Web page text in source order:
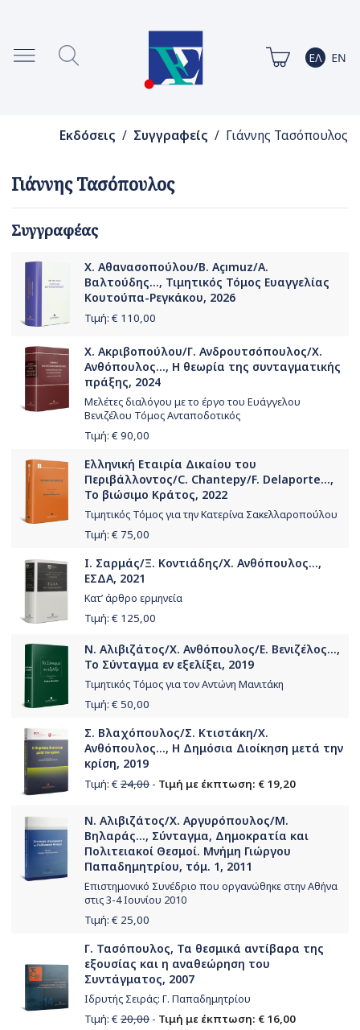
Εκδόσεις / Συγγραφείς / Γιάννης Τασόπουλος
Γιάννης Τασόπουλος
Συγγραφέας
Χ. Αθανασοπούλου/B. Açımuz/Α.
Βαλτούδης..., Τιμητικός Τόμος Ευαγγελίας
Κουτούπα-Ρεγκάκου, 2026
Τιμή: € 110,00
Χ. Ακριβοπούλου/Γ. Ανδρουτσόπουλος/Χ.
Ανθόπουλος..., Η θεωρία της συνταγματικής
πράξης, 2024
Μελέτες διαλόγου με το έργο του Ευάγγελου
Βενιζέλου Τόμος Ανταποδοτικός
Τιμή: € 90,00
Ελληνική Εταιρία Δικαίου του
Περιβάλλοντος/C. Chantepy/F. Delaporte...,
Το βιώσιμο Κράτος, 2022
Τιμητικός Τόμος για την Κατερίνα Σακελλαροπούλου
Τιμή: € 75,00
Ι. Σαρμάς/Ξ. Κοντιάδης/Χ. Ανθόπουλος...,
ΕΣΔΑ, 2021
Κατ’ άρθρο ερμηνεία
Τιμή: € 125,00
Ν. Αλιβιζάτος/Χ. Ανθόπουλος/Ε. Βενιζέλος...,
Το Σύνταγμα εν εξελίξει, 2019
Τιμητικός Τόμος για τον Αντώνη Μανιτάκη
Τιμή: € 50,00
Σ. Βλαχόπουλος/Σ. Κτιστάκη/Χ.
Ανθόπουλος..., Η Δημόσια Διοίκηση μετά την
κρίση, 2019
Τιμή: € 24,00 - Τιμή με έκπτωση: € 19,20
Ν. Αλιβιζάτος/Χ. Αργυρόπουλος/Μ.
Βηλαράς..., Σύνταγμα, Δημοκρατία και
Πολιτειακοί Θεσμοί. Μνήμη Γιώργου
Παπαδημητρίου, τόμ. 1, 2011
Επιστημονικό Συνέδριο που οργανώθηκε στην Αθήνα
στις 3-4 Ιουνίου 2010
Τιμή: € 25,00
Γ. Τασόπουλος, Τα θεσμικά αντίβαρα της
εξουσίας και η αναθεώρηση του
Συντάγματος, 2007
Ιδρυτής Σειράς: Γ. Παπαδημητρίου
Τιμή: € 20,00 - Τιμή με έκπτωση: € 16,00